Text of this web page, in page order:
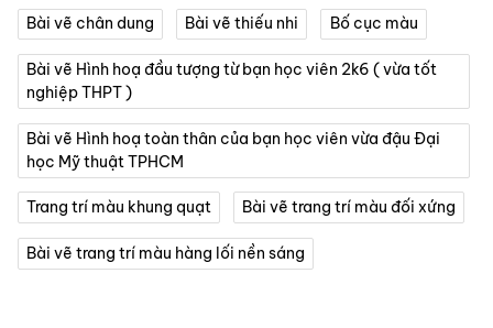
Bài vẽ chân dung Bài vẽ thiếu nhi Bố cục màu
Bài vẽ Hình hoạ đầu tượng từ bạn học viên 2k6 ( vừa tốt
nghiệp THPT )
Bài vẽ Hình hoạ toàn thân của bạn học viên vừa đậu Đại
học Mỹ thuật TPHCM
Trang trí màu khung quạt Bài vẽ trang trí màu đối xứng
Bài vẽ trang trí màu hàng lối nền sáng